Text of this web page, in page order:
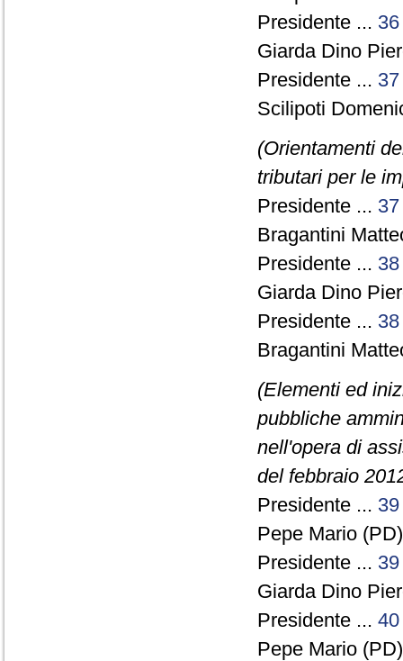
Presidente ... 36
Giarda Dino
Presidente ... 37
Scilipoti
(Orientamenti
tributari per le
Presidente ... 37
Bragantini
Presidente ... 38
Giarda Dino
Presidente ... 38
Bragantini
(Elementi ed
pubbliche
nell'opera di
del febbraio
Presidente ... 39
Pepe Mario
Presidente ... 39
Giarda Dino
Presidente ... 40
Pepe Mario